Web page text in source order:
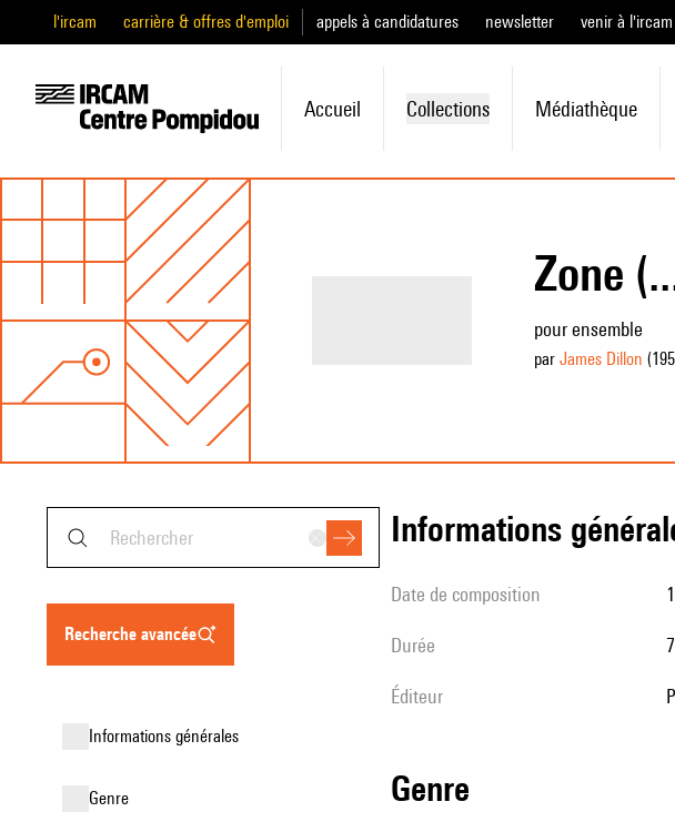
l'ircam carrière & offres d'emploi appels à candidatures newsletter venir à l'ircam
Accueil Collections Médiathèque
Zone
pour ensemble
par James Dillon
recherche avancée
informations générales
genre
informations
date de composition
durée
éditeur
genre